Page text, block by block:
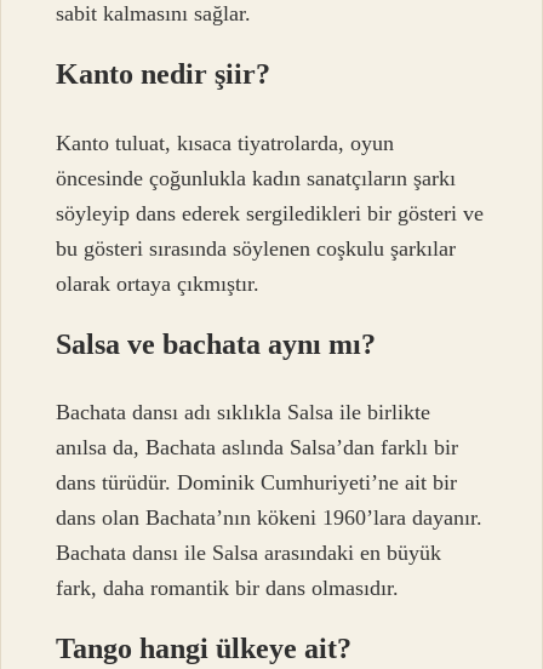
sabit kalmasını sağlar.
Kanto nedir şiir?
Kanto tuluat, kısaca tiyatrolarda, oyun
öncesinde çoğunlukla kadın sanatçıların şarkı
söyleyip dans ederek sergiledikleri bir gösteri ve
bu gösteri sırasında söylenen coşkulu şarkılar
olarak ortaya çıkmıştır.
Salsa ve bachata aynı mı?
Bachata dansı adı sıklıkla Salsa ile birlikte
anılsa da, Bachata aslında Salsa’dan farklı bir
dans türüdür. Dominik Cumhuriyeti’ne ait bir
dans olan Bachata’nın kökeni 1960’lara dayanır.
Bachata dansı ile Salsa arasındaki en büyük
fark, daha romantik bir dans olmasıdır.
Tango hangi ülkeye ait?